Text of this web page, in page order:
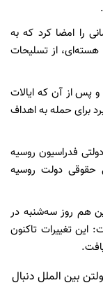
را امضا کرد که به
از تسلیحات
و پس از آن که ایالات
برای حمله به اهداف
فدراسیون روسیه
حقوقی دولت روسیه
هم روز سه‌شنبه در
این تغییرات تاکنون
بین الملل دنبال